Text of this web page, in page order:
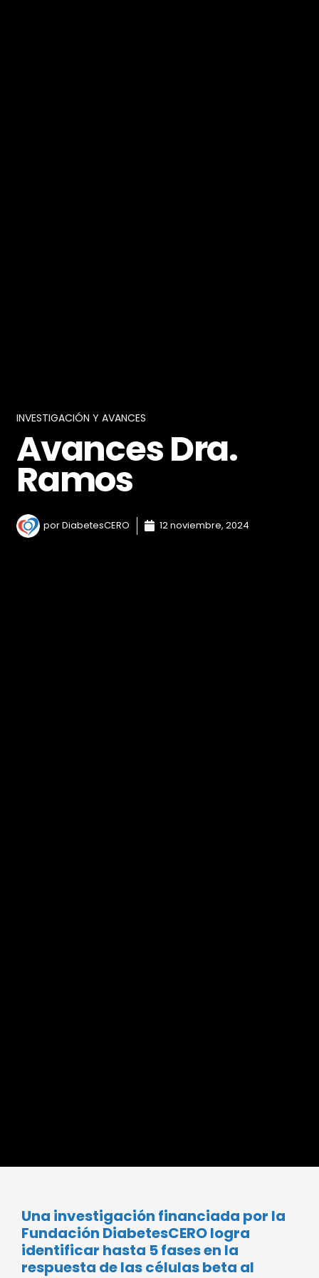
INVESTIGACIÓN Y AVANCES
Avances Dra.
Ramos
porDiabetesCERO 12 noviembre, 2024
Una investigación financiada por la
Fundación DiabetesCERO logra
identificar hasta 5 fases en la
respuesta de las células beta al